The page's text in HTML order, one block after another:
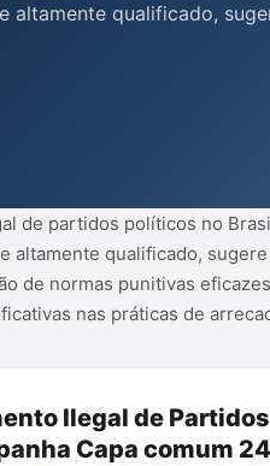
altamente qualificado,
de normas punitivas
iluminar as mazelas do
de partidos políticos no
altamente qualificado,
de normas punitivas
nas práticas de
Ilegal de
Capa comum